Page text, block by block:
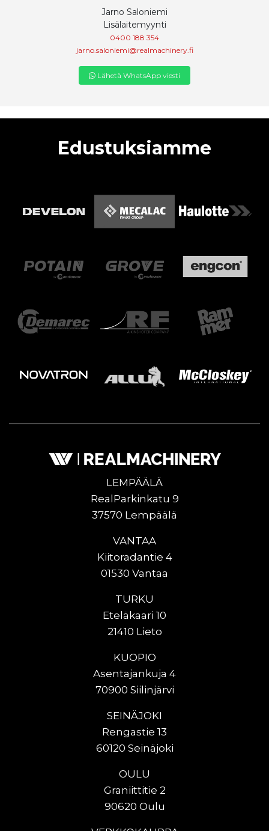
Jarno Saloniemi
Lisälaitemyynti
0400 188 354
jarno.saloniemi@realmachinery.fi
Lähetä WhatsApp viesti
Edustuksiamme
LEMPÄÄLÄ
RealParkinkatu 9
37570 Lempäälä
VANTAA
Kiitoradantie 4
01530 Vantaa
TURKU
Eteläkaari 10
21410 Lieto
KUOPIO
Asentajankuja 4
70900 Siilinjärvi
SEINÄJOKI
Rengastie 13
60120 Seinäjoki
OULU
Graniittitie 2
90620 Oulu